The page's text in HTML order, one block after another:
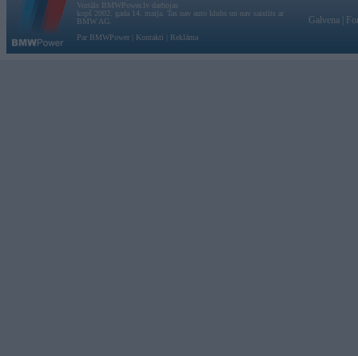
Vortāls BMWPower.lv darbojas
kopš 2002. gada 14. maija. Tas nav auto klubs un nav saistīts ar
BMW AG.
Par BMWPower
Kontakti Reklāma
Galvena